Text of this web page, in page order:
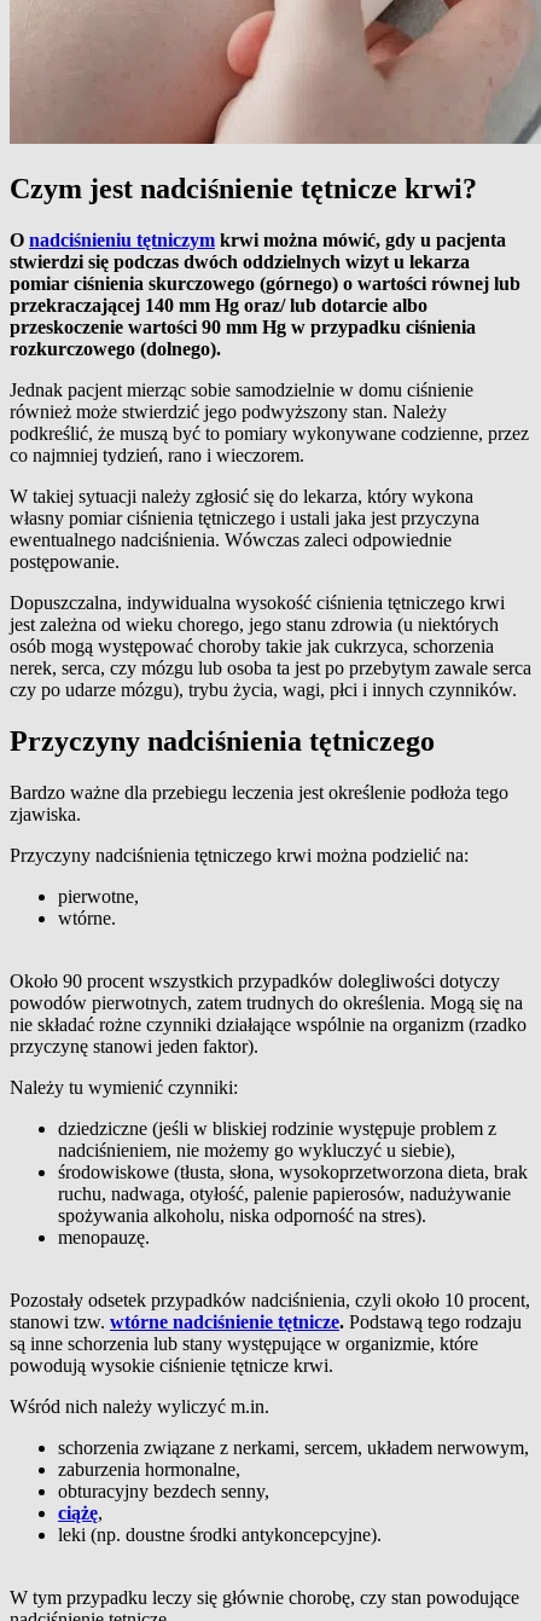
Czym jest nadciśnienie tętnicze krwi?
O nadciśnieniu tętniczym krwi można mówić, gdy u pacjenta
stwierdzi się podczas dwóch oddzielnych wizyt u lekarza
pomiar ciśnienia skurczowego (górnego) o wartości równej lub
przekraczającej 140 mm Hg oraz/ lub dotarcie albo
przeskoczenie wartości 90 mm Hg w przypadku ciśnienia
rozkurczowego (dolnego).
Jednak pacjent mierząc sobie samodzielnie w domu ciśnienie
również może stwierdzić jego podwyższony stan. Należy
podkreślić, że muszą być to pomiary wykonywane codzienne, przez
co najmniej tydzień, rano i wieczorem.
W takiej sytuacji należy zgłosić się do lekarza, który wykona
własny pomiar ciśnienia tętniczego i ustali jaka jest przyczyna
ewentualnego nadciśnienia. Wówczas zaleci odpowiednie
postępowanie.
Dopuszczalna, indywidualna wysokość ciśnienia tętniczego krwi
jest zależna od wieku chorego, jego stanu zdrowia (u niektórych
osób mogą występować choroby takie jak cukrzyca, schorzenia
nerek, serca, czy mózgu lub osoba ta jest po przebytym zawale serca
czy po udarze mózgu), trybu życia, wagi, płci i innych czynników.
Przyczyny nadciśnienia tętniczego
Bardzo ważne dla przebiegu leczenia jest określenie podłoża tego
zjawiska.
Przyczyny nadciśnienia tętniczego krwi można podzielić na:
pierwotne,
wtórne.
Około 90 procent wszystkich przypadków dolegliwości dotyczy
powodów pierwotnych, zatem trudnych do określenia. Mogą się na
nie składać rożne czynniki działające wspólnie na organizm (rzadko
przyczynę stanowi jeden faktor).
Należy tu wymienić czynniki:
dziedziczne (jeśli w bliskiej rodzinie występuje problem z
nadciśnieniem, nie możemy go wykluczyć u siebie),
środowiskowe (tłusta, słona, wysokoprzetworzona dieta, brak
ruchu, nadwaga, otyłość, palenie papierosów, nadużywanie
spożywania alkoholu, niska odporność na stres).
menopauzę.
Pozostały odsetek przypadków nadciśnienia, czyli około 10 procent,
stanowi tzw. wtórne nadciśnienie tętnicze. Podstawą tego rodzaju
są inne schorzenia lub stany występujące w organizmie, które
powodują wysokie ciśnienie tętnicze krwi.
Wśród nich należy wyliczyć m.in.
schorzenia związane z nerkami, sercem, układem nerwowym,
zaburzenia hormonalne,
obturacyjny bezdech senny,
ciążę,
leki (np. doustne środki antykoncepcyjne).
W tym przypadku leczy się głównie chorobę, czy stan powodujące